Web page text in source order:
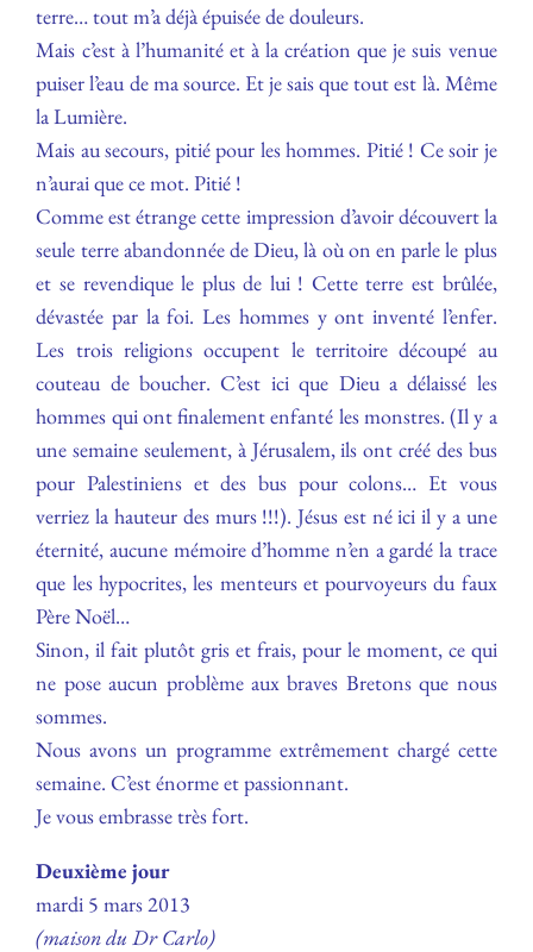
terre… tout m’a déjà épuisée de douleurs.
Mais c’est à l’humanité et à la création que je suis venue
puiser l’eau de ma source. Et je sais que tout est là. Même
la Lumière.
Mais au secours, pitié pour les hommes. Pitié ! Ce soir je
n’aurai que ce mot. Pitié !
Comme est étrange cette impression d’avoir découvert la
seule terre abandonnée de Dieu, là où on en parle le plus
et se revendique le plus de lui ! Cette terre est brûlée,
dévastée par la foi. Les hommes y ont inventé l’enfer.
Les trois religions occupent le territoire découpé au
couteau de boucher. C’est ici que Dieu a délaissé les
hommes qui ont finalement enfanté les monstres. (Il y a
une semaine seulement, à Jérusalem, ils ont créé des bus
pour Palestiniens et des bus pour colons… Et vous
verriez la hauteur des murs !!!). Jésus est né ici il y a une
éternité, aucune mémoire d’homme n’en a gardé la trace
que les hypocrites, les menteurs et pourvoyeurs du faux
Père Noël…
Sinon, il fait plutôt gris et frais, pour le moment, ce qui
ne pose aucun problème aux braves Bretons que nous
sommes.
Nous avons un programme extrêmement chargé cette
semaine. C’est énorme et passionnant.
Je vous embrasse très fort.
Deuxième jour
mardi 5 mars 2013
(maison du Dr Carlo)